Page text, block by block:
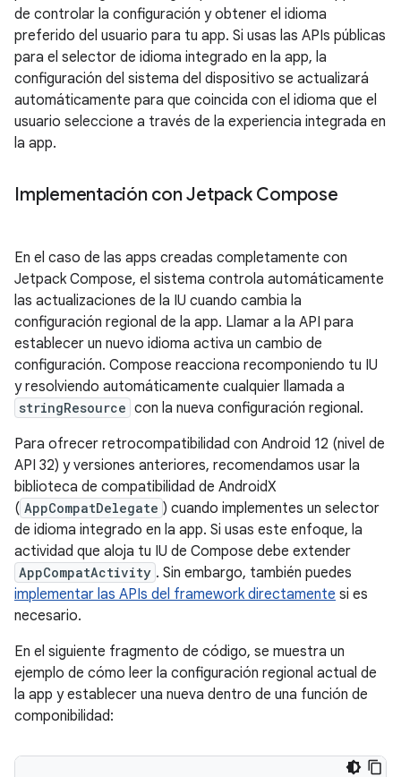
de controlar la configuración y obtener el idioma
preferido del usuario para tu app. Si usas las APIs públicas
para el selector de idioma integrado en la app, la
configuración del sistema del dispositivo se actualizará
automáticamente para que coincida con el idioma que el
usuario seleccione a través de la experiencia integrada en
la app.
Implementación con Jetpack Compose
En el caso de las apps creadas completamente con
Jetpack Compose, el sistema controla automáticamente
las actualizaciones de la IU cuando cambia la
configuración regional de la app. Llamar a la API para
establecer un nuevo idioma activa un cambio de
configuración. Compose reacciona recomponiendo tu IU
y resolviendo automáticamente cualquier llamada a
stringResource con la nueva configuración regional.
Para ofrecer retrocompatibilidad con Android 12 (nivel de
API 32) y versiones anteriores, recomendamos usar la
biblioteca de compatibilidad de AndroidX
( AppCompatDelegate ) cuando implementes un selector
de idioma integrado en la app. Si usas este enfoque, la
actividad que aloja tu IU de Compose debe extender
AppCompatActivity . Sin embargo, también puedes
implementar las APIs del framework directamente si es
necesario.
En el siguiente fragmento de código, se muestra un
ejemplo de cómo leer la configuración regional actual de
la app y establecer una nueva dentro de una función de
componibilidad: